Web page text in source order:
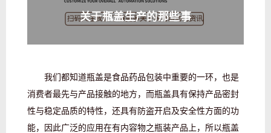
关于瓶盖生产的那些事
我们都知道瓶盖是食品药品包装中重要的一环，也是
消费者最先与产品接触的地方，而瓶盖具有保持产品密封
性与稳定品质的特性，还具有防盗开启及安全性方面的功
能，因此广泛的应用在有内容物之瓶装产品上，所以瓶盖